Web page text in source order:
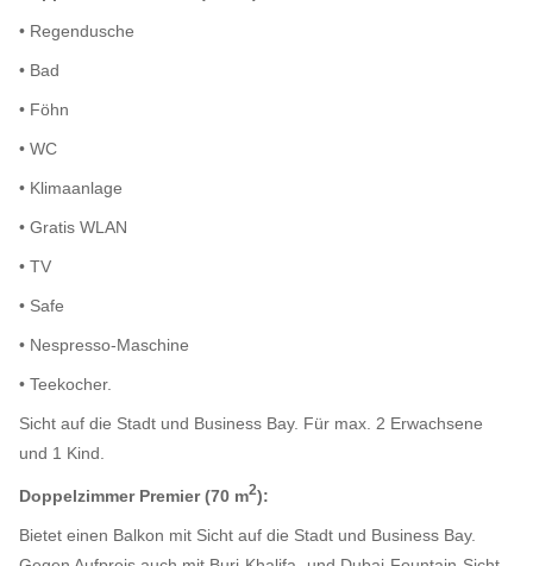
• Regendusche
• Bad
• Föhn
• WC
• Klimaanlage
• Gratis WLAN
• TV
• Safe
• Nespresso-Maschine
• Teekocher.
Sicht auf die Stadt und Business Bay. Für max. 2 Erwachsene
und 1 Kind.
Doppelzimmer Premier (70 m2):
Bietet einen Balkon mit Sicht auf die Stadt und Business Bay.